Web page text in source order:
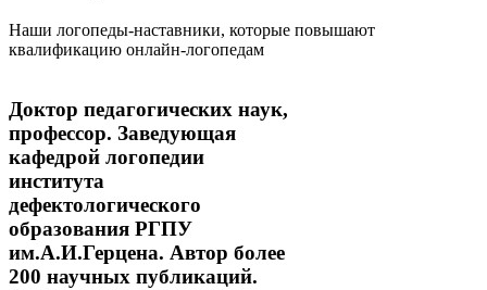
Наши логопеды-наставники, которые повышают
квалификацию онлайн-логопедам
Доктор педагогических наук,
профессор. Заведующая
кафедрой логопедии
института
дефектологического
образования РГПУ
им.А.И.Герцена. Автор более
200 научных публикаций.